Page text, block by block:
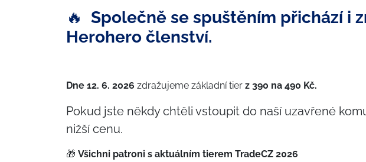
🔥 Společně se spuštěním přichází i
Herohero členství.
Dne 12. 6. 2026 zdražujeme základní tier z 390 na 490 Kč.
Pokud jste někdy chtěli vstoupit do naší uzavřené
nižší cenu.
🎁 Všichni patroni s aktuálním tierem TradeCZ 2026